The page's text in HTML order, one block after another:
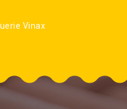
Vinax